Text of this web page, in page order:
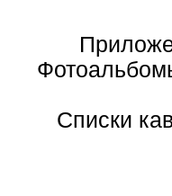
Списки